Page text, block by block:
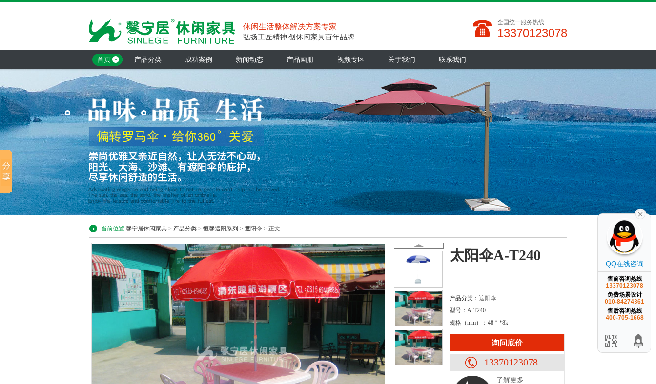
休闲生活整体解决方案专家
弘扬工匠精神 创休闲家具百年品牌
全国统一服务热线
13370123078
首页 产品分类 成功案例 新闻动态 产品画册 视频专区 关于我们 联系我们
当前位置:馨宁居休闲家具 > 产品分类 >恒馨遮阳系列 > 遮阳伞 > 正文
太阳伞A-T240
产品分类： 遮阳伞
型号：A-T240
规格（mm）：48＂*8k
询问底价
13370123078
了解更多
QQ在线咨询
售前咨询热线
13370123078
免费场景设计
010-84274361
售后咨询热线
400-705-1668